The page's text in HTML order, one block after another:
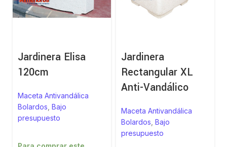
Jardinera Elisa
120cm
Maceta Antivandálica
Bolardos ,Bajo
presupuesto
Jardinera
Rectangular XL
Anti-Vandálico
Maceta Antivandálica
Bolardos Bajo
presupuesto